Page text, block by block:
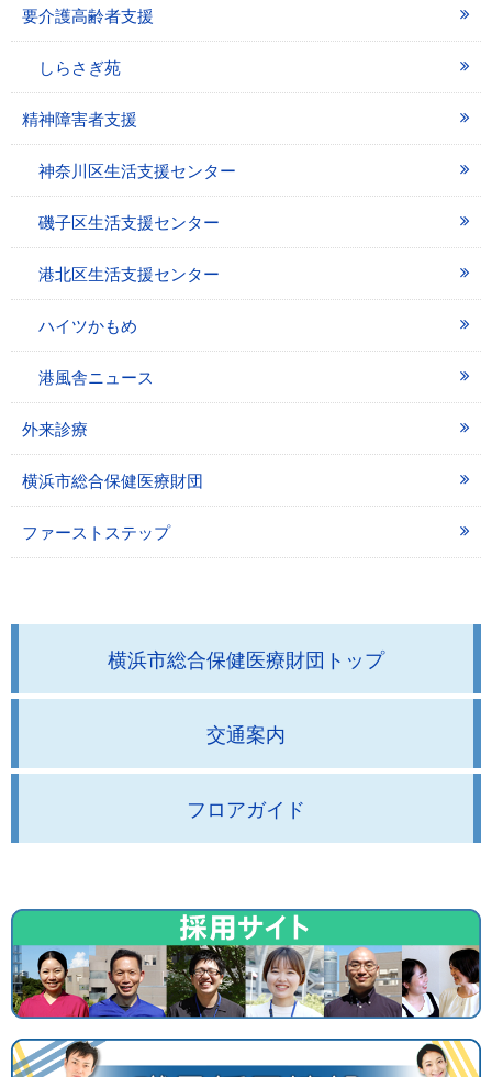
要介護高齢者支援
しらさぎ苑
精神障害者支援
神奈川区生活支援センター
磯子区生活支援センター
港北区生活支援センター
ハイツかもめ
港風舎ニュース
外来診療
横浜市総合保健医療財団
ファーストステップ
横浜市総合保健医療財団トップ
交通案内
フロアガイド